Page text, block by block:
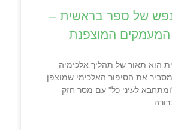
של ספר בראשית –
המעמקים המוצפנת
הוא תאור של תהליך אלכימיה
את הסיפור האלכימי שמוצפן
לעיני כל" עם מסר חזק